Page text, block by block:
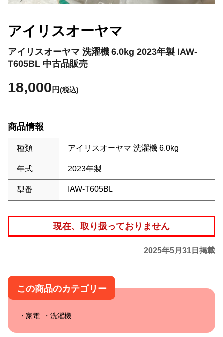
アイリスオーヤマ
アイリスオーヤマ 洗濯機 6.0kg 2023年製 IAW-
T605BL 中古品販売
18,000 円(税込)
商品情報
種類 アイリスオーヤマ 洗濯機 6.0kg
年式 2023年製
型番 IAW-T605BL
現在、取り扱っておりません
2025年5月31日掲載
この商品のカテゴリー
家電 洗濯機